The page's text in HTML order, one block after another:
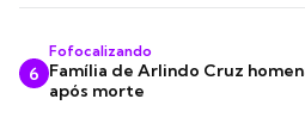
6
Fofocalizando
Família de Arlindo Cruz
após morte